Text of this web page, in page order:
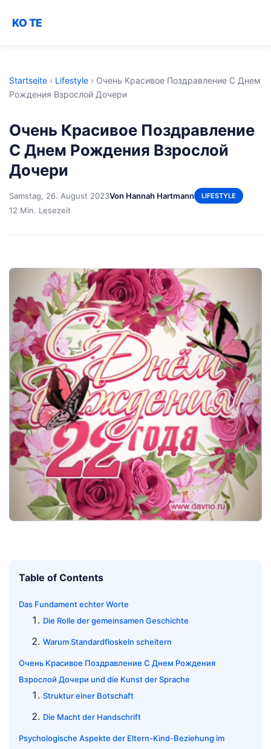
KO TE
Startseite › Lifestyle › Очень Красивое Поздравление С Днем
Рождения Взрослой Дочери
Очень Красивое Поздравление
С Днем Рождения Взрослой
Дочери
Samstag, 26. August 2023Von Hannah Hartmann LIFESTYLE
12 Min. Lesezeit
Table of Contents
Das Fundament echter Worte
Die Rolle der gemeinsamen Geschichte
Warum Standardfloskeln scheitern
Очень Красивое Поздравление С Днем Рождения
Взрослой Дочери und die Kunst der Sprache
Struktur einer Botschaft
Die Macht der Handschrift
Psychologische Aspekte der Eltern-Kind-Beziehung im